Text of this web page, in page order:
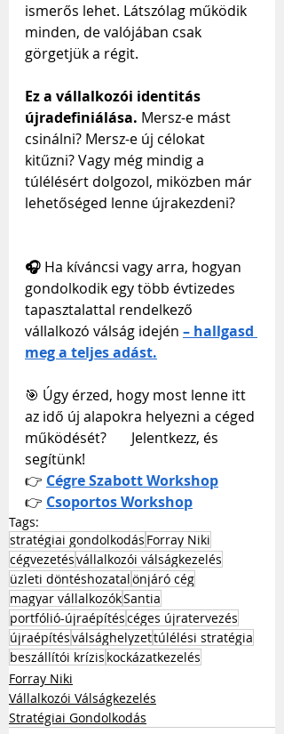
ismerős lehet. Látszólag működik
minden, de valójában csak
görgetjük a régit.
Ez a vállalkozói identitás
újradefiniálása. Mersz-e mást
csinálni? Mersz-e új célokat
kitűzni? Vagy még mindig a
túlélésért dolgozol, miközben már
lehetőséged lenne újrakezdeni?
🎧 Ha kíváncsi vagy arra, hogyan
gondolkodik egy több évtizedes
tapasztalattal rendelkező
vállalkozó válság idején – hallgasd
meg a teljes adást.
🎯 Úgy érzed, hogy most lenne itt
az idő új alapokra helyezni a céged
működését? 	Jelentkezz, és
segítünk!
👉 Cégre Szabott Workshop
👉 Csoportos Workshop
Tags:
stratégiai gondolkodás Forray Niki
cégvezetésvállalkozói válságkezelés
üzleti döntéshozatalönjáró cég
magyar vállalkozókSantia
portfólió-újraépítéscéges újratervezés
újraépítésválsághelyzettúlélési stratégia
beszállítói krízis kockázatkezelés
Forray Niki
Vállalkozói Válságkezelés
Stratégiai Gondolkodás